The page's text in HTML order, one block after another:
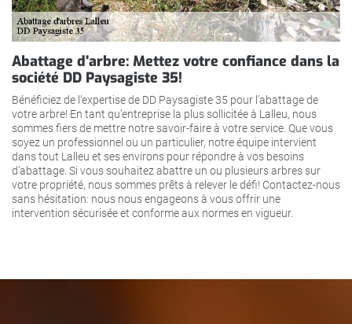
Abattage d'arbre: Mettez votre confiance dans la
société DD Paysagiste 35!
Bénéficiez de l’expertise de DD Paysagiste 35 pour l’abattage de
votre arbre! En tant qu’entreprise la plus sollicitée à Lalleu, nous
sommes fiers de mettre notre savoir-faire à votre service. Que vous
soyez un professionnel ou un particulier, notre équipe intervient
dans tout Lalleu et ses environs pour répondre à vos besoins
d’abattage. Si vous souhaitez abattre un ou plusieurs arbres sur
votre propriété, nous sommes prêts à relever le défi! Contactez-nous
sans hésitation: nous nous engageons à vous offrir une
intervention sécurisée et conforme aux normes en vigueur.